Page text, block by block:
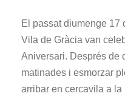
El passat diumenge 17
Vila de Gràcia van
Aniversari. Després de
matinades i esmorzar
arribar en cercavila a